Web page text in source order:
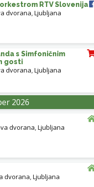
RTV Slovenija
dvorana,Ljubljana
s Simfoničnim
gosti
dvorana,Ljubljana
2026
dvorana,Ljubljana
dvorana,Ljubljana